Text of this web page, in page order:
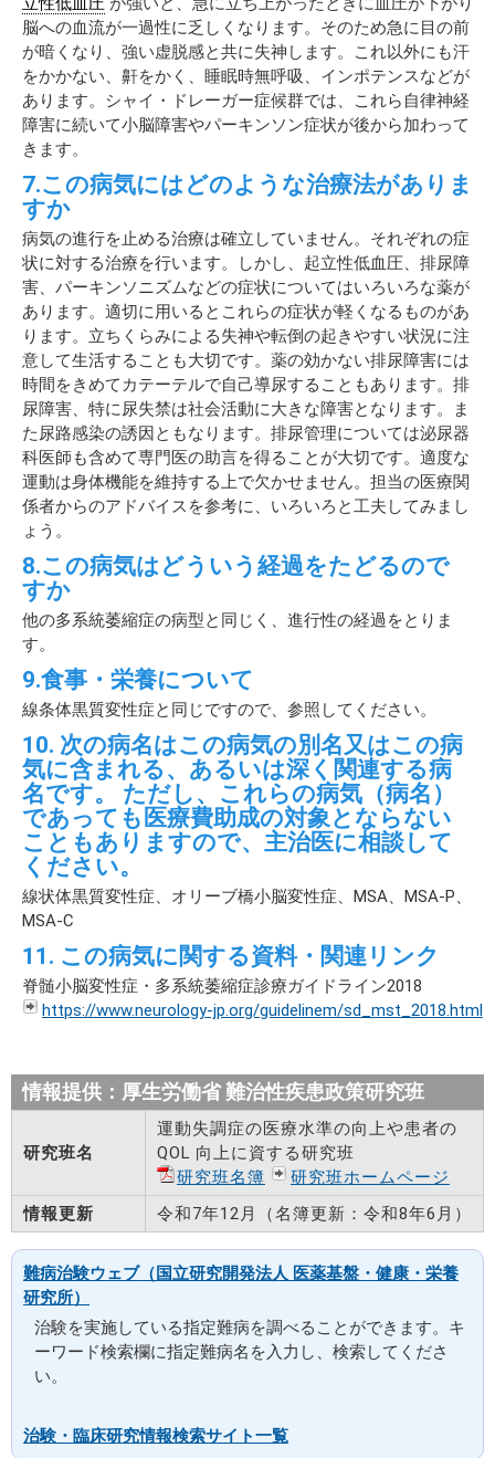
脳への血流が一過性に乏しくなります。そのため急に目の前
が暗くなり、強い虚脱感と共に失神します。これ以外にも汗
をかかない、鼾をかく、睡眠時無呼吸、インポテンスなどが
あります。シャイ・ドレーガー症候群では、これら自律神経
障害に続いて小脳障害やパーキンソン症状が後から加わって
きます。
7.この病気にはどのような治療法がありま
すか
病気の進行を止める治療は確立していません。それぞれの症
状に対する治療を行います。しかし、起立性低血圧、排尿障
害、パーキンソニズムなどの症状についてはいろいろな薬が
あります。適切に用いるとこれらの症状が軽くなるものがあ
ります。立ちくらみによる失神や転倒の起きやすい状況に注
意して生活することも大切です。薬の効かない排尿障害には
時間をきめてカテーテルで自己導尿することもあります。排
尿障害、特に尿失禁は社会活動に大きな障害となります。ま
た尿路感染の誘因ともなります。排尿管理については泌尿器
科医師も含めて専門医の助言を得ることが大切です。適度な
運動は身体機能を維持する上で欠かせません。担当の医療関
係者からのアドバイスを参考に、いろいろと工夫してみまし
ょう。
8.この病気はどういう経過をたどるので
すか
他の多系統萎縮症の病型と同じく、進行性の経過をとりま
す。
9.食事・栄養について
線条体黒質変性症と同じですので、参照してください。
10. 次の病名はこの病気の別名又はこの病
気に含まれる、あるいは深く関連する病
名です。 ただし、これらの病気（病名）
であっても医療費助成の対象とならない
こともありますので、主治医に相談して
ください。
線状体黒質変性症、オリーブ橋小脳変性症、MSA、MSA-P、
MSA-C
11. この病気に関する資料・関連リンク
脊髄小脳変性症・多系統萎縮症診療ガイドライン2018
https://www.neurology-jp.org/guidelinem/sd_mst_2018.html
情報提供：厚生労働省 難治性疾患政策研究班
研究班名
運動失調症の医療水準の向上や患者の
QOL 向上に資する研究班
研究班名簿
研究班ホームページ
情報更新
令和7年12月（名簿更新：令和8年6月）
難病治験ウェブ（国立研究開発法人 医薬基盤・健康・栄養
研究所）
治験を実施している指定難病を調べることができます。キ
ーワード検索欄に指定難病名を入力し、検索してくださ
い。
治験・臨床研究情報検索サイト一覧